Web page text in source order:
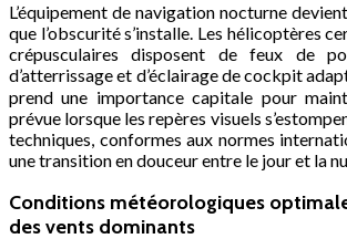
L’équipement de navigation nocturne
que l’obscurité s’installe. Les hélicoptères
crépusculaires disposent de feux de
d’atterrissage et d’éclairage de cockpit
prend une importance capitale pour
prévue lorsque les repères visuels
techniques, conformes aux normes
une transition en douceur entre le jour et la
Conditions météorologiques
des vents dominants